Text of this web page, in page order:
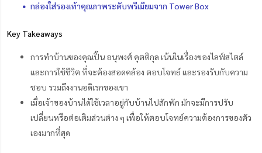
กล่องใส่รองเท้าคุณภาพระดับพรีเมียมจาก Tower Box
Key Takeaways
การทำบ้านของคุณปิ๊น อนุพงศ์ คุตติกุล เน้นในเรื่องของไลฟ์สไตล์
และการใช้ชีวิต ที่จะต้องสอดคล้อง ตอบโจทย์ และรองรับกับความ
ชอบ รวมถึงงานอดิเรกของเขา
เมื่อเจ้าของบ้านได้ใช้เวลาอยู่กับบ้านไปสักพัก มักจะมีการปรับ
เปลี่ยนหรือต่อเติมส่วนต่าง ๆ เพื่อให้ตอบโจทย์ความต้องการของตัว
เองมากที่สุด